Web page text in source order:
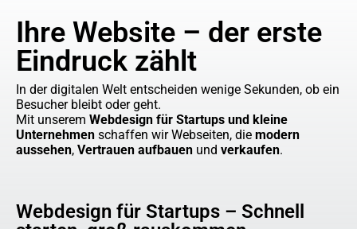
Ihre Website – der erste
Eindruck zählt
In der digitalen Welt entscheiden wenige Sekunden, ob ein
Besucher bleibt oder geht.
Mit unserem Webdesign für Startups und kleine
Unternehmen schaffen wir Webseiten, die modern
aussehen, Vertrauen aufbauen und verkaufen.
Webdesign für Startups – Schnell